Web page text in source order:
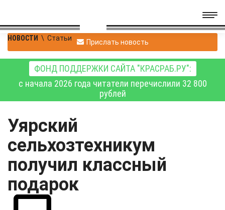
НОВОСТИ \ Статьи Прислать новость
ФОНД ПОДДЕРЖКИ САЙТА "КРАСРАБ.РУ":
с начала 2026 года читатели перечислили 32 800
рублей
Уярский
сельхозтехникум
получил классный
подарок